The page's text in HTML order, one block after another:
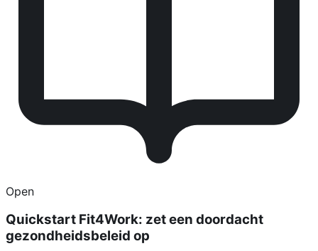
Open
Quickstart Fit4Work: zet een doordacht
gezondheidsbeleid op